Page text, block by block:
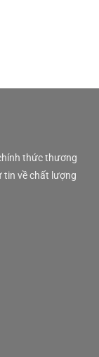
thức thương
tin về chất lượng